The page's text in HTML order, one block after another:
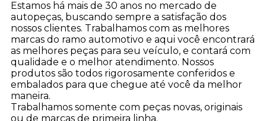
Estamos há mais de 30 anos no mercado de
autopeças, buscando sempre a satisfação dos
nossos clientes. Trabalhamos com as melhores
marcas do ramo automotivo e aqui você encontrar
as melhores peças para seu veículo, e contará com
qualidade e o melhor atendimento. Nossos
produtos são todos rigorosamente conferidos e
embalados para que chegue até você da melhor
maneira.
Trabalhamos somente com peças novas, originais
ou de marcas de primeira linha.